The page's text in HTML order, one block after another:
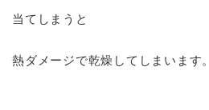
当てしまうと
熱ダメージで乾燥してしまいます。